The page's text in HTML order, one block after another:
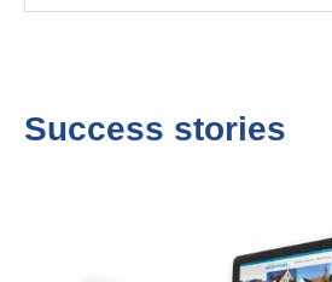
Success stories